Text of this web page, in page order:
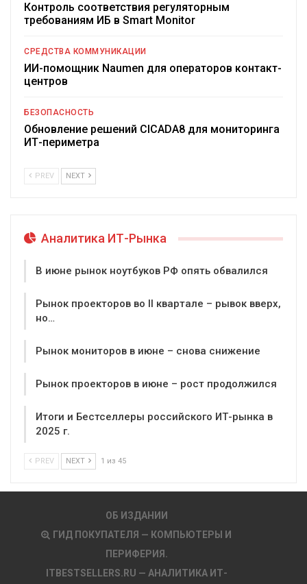
Контроль соответствия регуляторным
требованиям ИБ в Smart Monitor
СРЕДСТВА КОММУНИКАЦИИ
ИИ-помощник Naumen для операторов контакт-
центров
БЕЗОПАСНОСТЬ
Обновление решений CICADA8 для мониторинга
ИТ-периметра
PREV NEXT
Аналитика ИТ-Рынка
В июне рынок ноутбуков РФ опять обвалился
Рынок проекторов во II квартале – рывок вверх,
но…
Рынок мониторов в июне – снова снижение
Рынок проекторов в июне – рост продолжился
Итоги и Бестселлеры российского ИТ-рынка в
2025 г.
PREV NEXT 1 из 45
ОБ ИЗДАНИИ
ГИД ПОКУПАТЕЛЯ — КОМПЬЮТЕРЫ И
ПЕРИФЕРИЯ.
ITBESTSELLERS.RU — АНАЛИТИКА ИТ-